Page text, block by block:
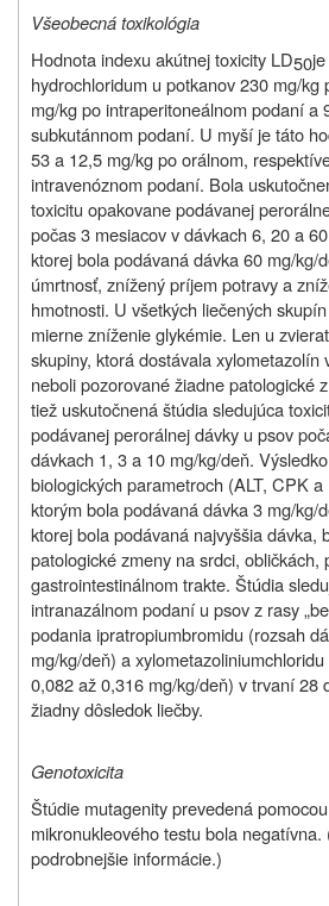
Všeobecná toxikológia
Hodnota indexu akútnej toxicity LD50
hydrochloridum u potkanov 230 mg/
mg/kg po intraperitoneálnom podaní a
subkutánnom podaní. U myší je táto
53 a 12,5 mg/kg po orálnom,
intravenóznom podaní. Bola
toxicitu opakovane podávanej
počas 3 mesiacov v dávkach 6, 20 a
ktorej bola podávaná dávka 60 mg/kg/
úmrtnosť, znížený príjem potravy a
hmotnosti. U všetkých liečených
mierne zníženie glykémie. Len u
skupiny, ktorá dostávala xylometazolín
neboli pozorované žiadne patologické
tiež uskutočnená štúdia sledujúca
podávanej perorálnej dávky u psov
dávkach 1, 3 a 10 mg/kg/deň.
biologických parametroch (ALT, CPK
ktorým bola podávaná dávka 3 mg/kg/
ktorej bola podávaná najvyššia dávka,
patologické zmeny na srdci, obličkách,
gastrointestinálnom trakte. Štúdia
intranazálnom podaní u psov z rasy
podania ipratropiumbromidu (rozsah
mg/kg/deň) a
0,082 až 0,316 mg/kg/deň) v trvaní 28
žiadny dôsledok liečby.
Genotoxicita
Štúdie mutagenity prevedená
mikronukleového testu bola
podrobnejšie informácie.)